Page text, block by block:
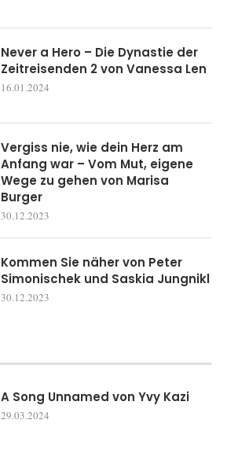
Never a Hero – Die Dynastie der
Zeitreisenden 2 von Vanessa Len
16.01.2024
Vergiss nie, wie dein Herz am
Anfang war – Vom Mut, eigene
Wege zu gehen von Marisa
Burger
30.12.2023
Kommen Sie näher von Peter
Simonischek und Saskia Jungnikl
30.12.2023
A Song Unnamed von Yvy Kazi
29.03.2024